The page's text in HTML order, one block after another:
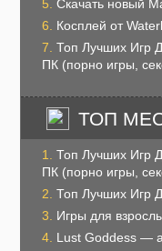
Скачать новый
Косплей от
Топ Лучших Игр
ПК (порно игры,
ТОП
Топ Лучших Игр
ПК (порно игры,
Топ Лучших Игр
Игры для
Lust Goddess —